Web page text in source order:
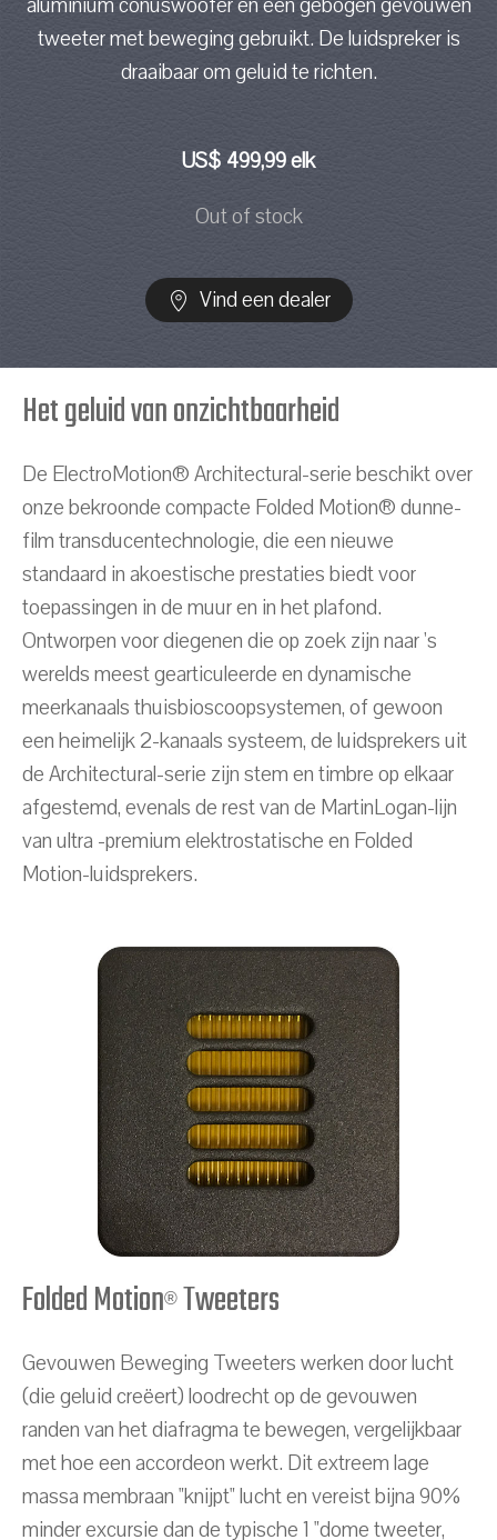
tweeter met beweging gebruikt. De luidspreker is
draaibaar om geluid te richten.
US$ 499,99 elk
Out of stock
Vind een dealer
Het geluid van onzichtbaarheid
De ElectroMotion® Architectural-serie beschikt over
onze bekroonde compacte Folded Motion® dunne-
film transducentechnologie, die een nieuwe
standaard in akoestische prestaties biedt voor
toepassingen in de muur en in het plafond.
Ontworpen voor diegenen die op zoek zijn naar 's
werelds meest gearticuleerde en dynamische
meerkanaals thuisbioscoopsystemen, of gewoon
een heimelijk 2-kanaals systeem, de luidsprekers uit
de Architectural-serie zijn stem en timbre op elkaar
afgestemd, evenals de rest van de MartinLogan-lijn
van ultra -premium elektrostatische en Folded
Motion-luidsprekers.
Folded Motion® Tweeters
Gevouwen Beweging Tweeters werken door lucht
(die geluid creëert) loodrecht op de gevouwen
randen van het diafragma te bewegen, vergelijkbaar
met hoe een accordeon werkt. Dit extreem lage
massa membraan "knijpt" lucht en vereist bijna 90%
minder excursie dan de typische 1 "dome tweeter,